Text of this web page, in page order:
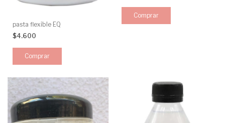
pasta flexible EQ
$4.600
Comprar